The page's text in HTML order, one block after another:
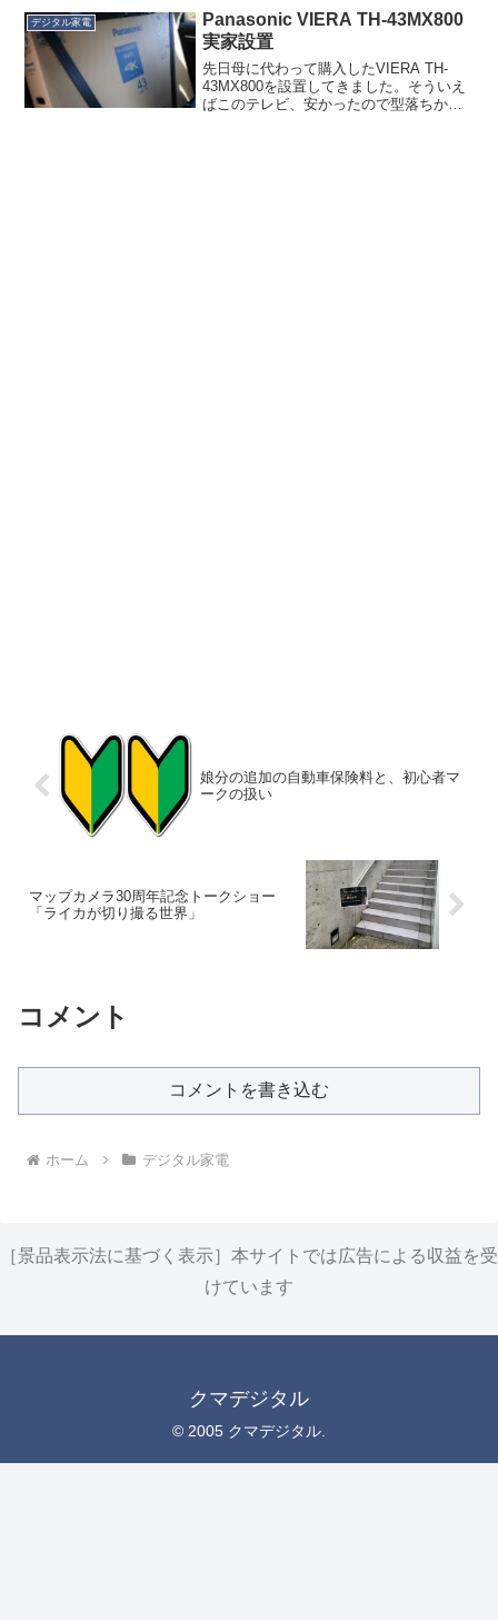
話。めっちゃ小さい箱で届くんですよ。
一応小さい...
デジタル家電
Panasonic VIERA TH-43MX800
実家設置
先日母に代わって購入したVIERA TH-
43MX800を設置してきました。そういえ
ばこのテレビ、安かったので型落ちかと
娘分の追加の自動車保険料と、初心者マ
ークの扱い
マップカメラ30周年記念トークショー
「ライカが切り撮る世界」
コメント
コメントを書き込む
ホーム デジタル家電
［景品表示法に基づく表示］本サイトでは広告による収益を受
けています
クマデジタル
© 2005 クマデジタル.